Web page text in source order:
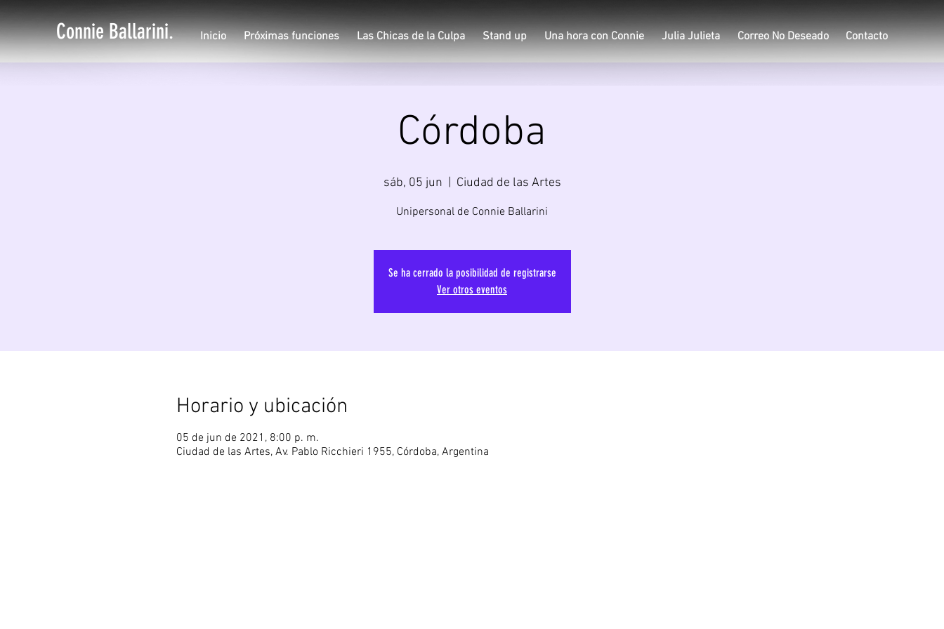
Connie Ballarini. Inicio Próximas funciones Las Chicas de la Culpa Stand up Una hora con Connie Julia Julieta Correo No Deseado Contacto
Córdoba
sáb, 05 jun Ciudad de las Artes
Unipersonal de Connie Ballarini
Se ha cerrado la posibilidad de registrarse
Ver otros eventos
Horario y ubicación
05 de jun de 2021, 8:00 p. m.
Ciudad de las Artes, Av. Pablo Ricchieri 1955, Córdoba, Argentina